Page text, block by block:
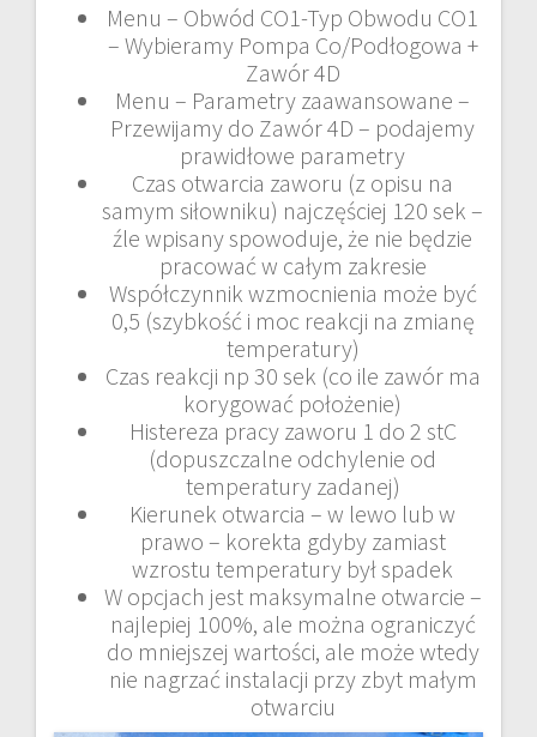
Menu – Obwód CO1-Typ Obwodu CO1
– Wybieramy Pompa Co/Podłogowa +
Zawór 4D
Menu – Parametry zaawansowane –
Przewijamy do Zawór 4D – podajemy
prawidłowe parametry
Czas otwarcia zaworu (z opisu na
samym siłowniku) najczęściej 120 sek –
źle wpisany spowoduje, że nie będzie
pracować w całym zakresie
Współczynnik wzmocnienia może być
0,5 (szybkość i moc reakcji na zmianę
temperatury)
Czas reakcji np 30 sek (co ile zawór ma
korygować położenie)
Histereza pracy zaworu 1 do 2 stC
(dopuszczalne odchylenie od
temperatury zadanej)
Kierunek otwarcia – w lewo lub w
prawo – korekta gdyby zamiast
wzrostu temperatury był spadek
W opcjach jest maksymalne otwarcie –
najlepiej 100%, ale można ograniczyć
do mniejszej wartości, ale może wtedy
nie nagrzać instalacji przy zbyt małym
otwarciu